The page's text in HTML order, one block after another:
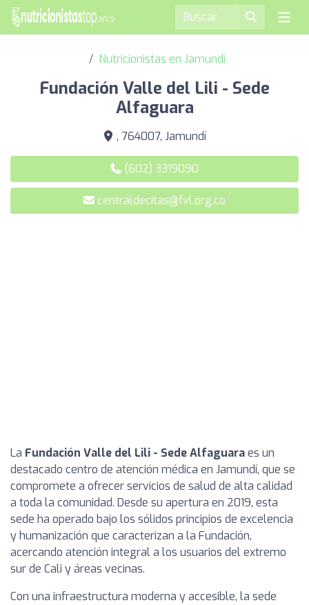
Nutricionistas en Jamundí
Fundación Valle del Lili - Sede
Alfaguara
, 764007, Jamundí
(602) 3319090
centraldecitas@fvl.org.co
La Fundación Valle del Lili - Sede Alfaguaraes un
destacado centro de atención médica en Jamundí, que se
compromete a ofrecer servicios de salud de alta calidad
a toda la comunidad. Desde su apertura en 2019, esta
sede ha operado bajo los sólidos principios de excelencia
y humanización que caracterizan a la Fundación,
acercando atención integral a los usuarios del extremo
sur de Cali y áreas vecinas.
Con una infraestructura moderna y accesible, la sede